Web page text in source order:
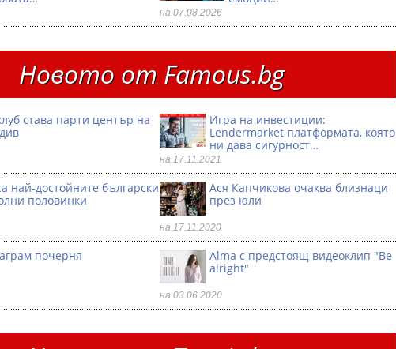
на 07.08.2026
Новото от Famous.bg
става парти център на
Игра на инвестиции:
Lendermarket платформата, която
ни дава сигурност…
на 17.11.2021
най-достойните български
половинки
Ася Капчикова очаква близнаци
през юли
на 17.11.2020
почерня
Alma с предстоящ видеоклип "Be
alright"
на 03.06.2020